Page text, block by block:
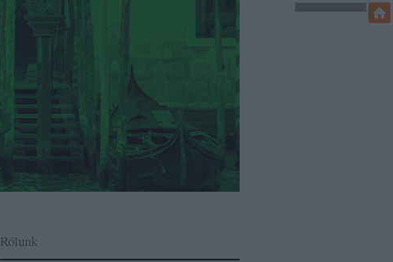
Rólunk